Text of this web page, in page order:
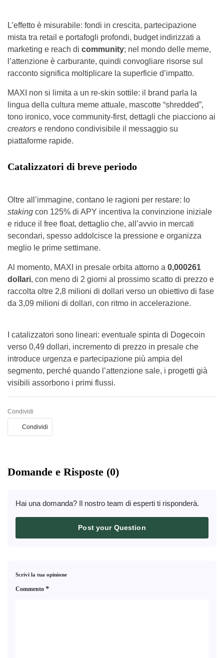
L’effetto è misurabile: fondi in crescita, partecipazione
mista tra retail e portafogli profondi, budget indirizzati a
marketing e reach di community; nel mondo delle meme,
l’attenzione è carburante, quindi convogliare risorse sul
racconto significa moltiplicare la superficie d’impatto.
MAXI non si limita a un re-skin sottile: il brand parla la
lingua della cultura meme attuale, mascotte “shredded”,
tono ironico, voce community-first, dettagli che piacciono ai
creators e rendono condivisibile il messaggio su
piattaforme rapide.
Catalizzatori di breve periodo
Oltre all’immagine, contano le ragioni per restare: lo
staking con 125% di APY incentiva la convinzione iniziale
e riduce il free float, dettaglio che, all’avvio in mercati
secondari, spesso addolcisce la pressione e organizza
meglio le prime settimane.
Al momento, MAXI in presale orbita attorno a 0,000261
dollari, con meno di 2 giorni al prossimo scatto di prezzo e
raccolta oltre 2,8 milioni di dollari verso un obiettivo di fase
da 3,09 milioni di dollari, con ritmo in accelerazione.
I catalizzatori sono lineari: eventuale spinta di Dogecoin
verso 0,49 dollari, incremento di prezzo in presale che
introduce urgenza e partecipazione più ampia del
segmento, perché quando l’attenzione sale, i progetti già
visibili assorbono i primi flussi.
Condividi
Condividi
Domande e Risposte (0)
Hai una domanda? Il nostro team di esperti ti risponderà.
Post your Question
Scrivi la tua opinione
Commento *